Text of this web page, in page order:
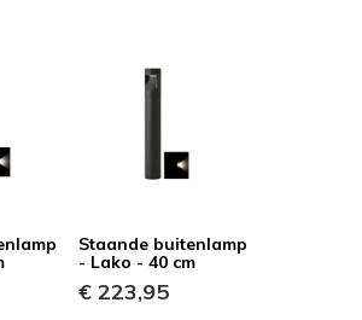
Staande buitenlamp
- Lako - 40 cm
€ 223,95